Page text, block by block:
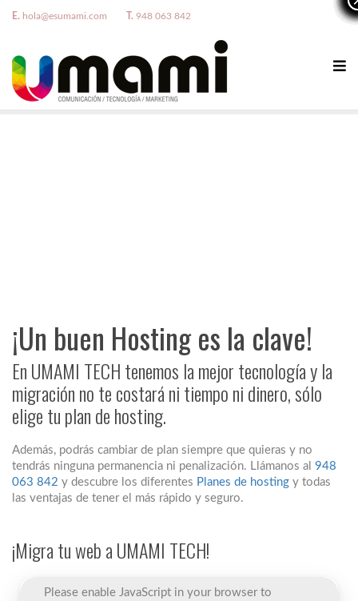
E. hola@esumami.com T. 948 063 842
¡Un buen Hosting es la clave!
En UMAMI TECH tenemos la mejor tecnología y la
migración no te costará ni tiempo ni dinero, sólo
elige tu plan de hosting.
Además, podrás cambiar de plan siempre que quieras y no
tendrás ninguna permanencia ni penalización. Llámanos al 948
063 842 y descubre los diferentes Planes de hosting y todas
las ventajas de tener el más rápido y seguro.
¡Migra tu web a UMAMI TECH!
Please enable JavaScript in your browser to